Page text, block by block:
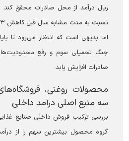
ریال درآمد از محل صادرات محقق کند.
اما بدیهی است که انتظار می‌رود تا
جنگ تحمیلی سوم و رفع
صادرات افزایش یابد.
محصولات روغنی،
سه منبع اصلی درآمد داخلی
بررسی ترکیب فروش داخلی صنایع
گروه محصول بیشترین سهم را از